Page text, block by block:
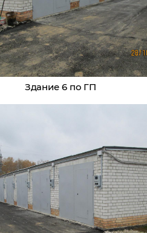
Здание 6 по ГП